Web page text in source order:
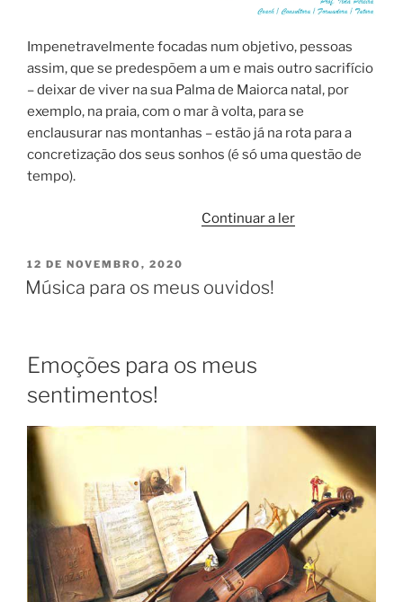
Impenetravelmente focadas num objetivo, pessoas
assim, que se predespõem a um e mais outro sacrifício
– deixar de viver na sua Palma de Maiorca natal, por
exemplo, na praia, com o mar à volta, para se
enclausurar nas montanhas – estão já na rota para a
concretização dos seus sonhos (é só uma questão de
tempo).
Continuar a ler
PUBLICADO
EM
12 DE NOVEMBRO, 2020
Música para os meus ouvidos!
Emoções para os meus
sentimentos!